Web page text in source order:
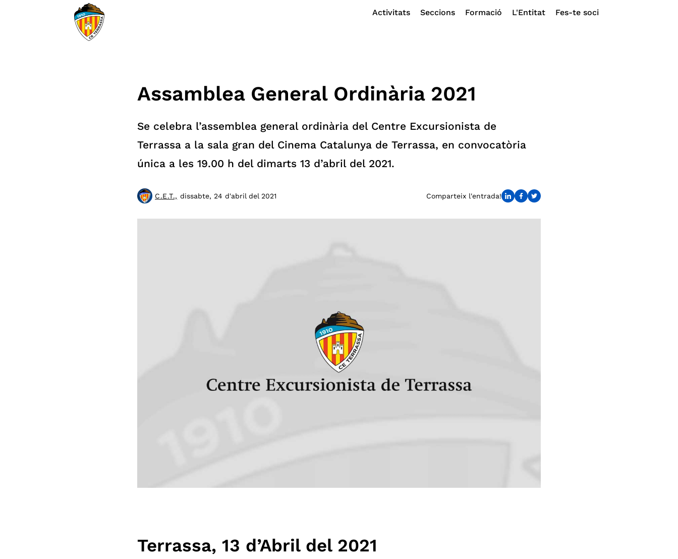
Activitats Seccions Formació L'Entitat Fes-te soci
Assamblea General Ordinària 2021
Se celebra l’assemblea general ordinària del Centre Excursionista de
Terrassa a la sala gran del Cinema Catalunya de Terrassa, en convocatòria
única a les 19.00 h del dimarts 13 d’abril del 2021.
C.E.T., dissabte, 24 d'abril del 2021 Comparteix l'entrada!
Terrassa, 13 d’Abril del 2021